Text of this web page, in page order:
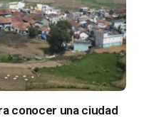
conocer una ciudad